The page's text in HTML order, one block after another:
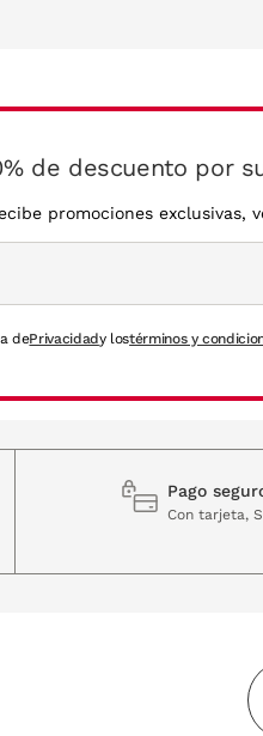
de descuento por
promociones exclusivas,
dePrivacidady lostérminos y
Pago
Con tarjeta,